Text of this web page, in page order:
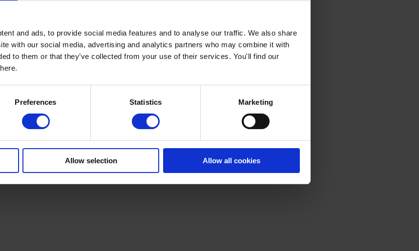
and ads, to provide social media features and to analyse our traffic. We also share
with our social media, advertising and analytics partners who may combine it with
to them or that they’ve collected from your use of their services. You'll find our
here.
Preferences Statistics Marketing
Allow selection Allow all cookies